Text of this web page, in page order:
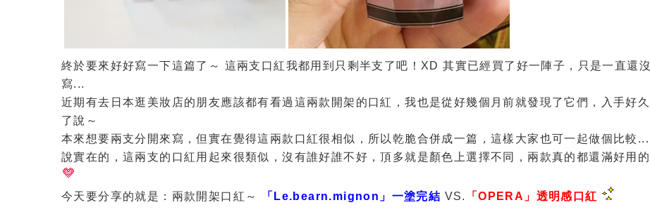
終於要來好好寫一下這篇了～ 這兩支口紅我都用到只剩半支了吧！XD 其實已經買了好一陣子，只是一直還沒
寫...
近期有去日本逛美妝店的朋友應該都有看過這兩款開架的口紅，我也是從好幾個月前就發現了它們，入手好久
了說～
本來想要兩支分開來寫，但實在覺得這兩款口紅很相似，所以乾脆合併成一篇，這樣大家也可一起做個比較...
說實在的，這兩支的口紅用起來很類似，沒有誰好誰不好，頂多就是顏色上選擇不同，兩款真的都還滿好用的
今天要分享的就是：兩款開架口紅～ 「Le.bearn.mignon」一塗完結 VS. 「OPERA」透明感口紅